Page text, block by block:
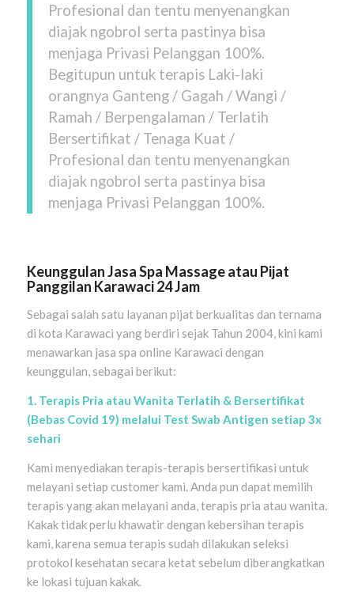
Profesional dan tentu menyenangkan
diajak ngobrol serta pastinya bisa
menjaga Privasi Pelanggan 100%.
Begitupun untuk terapis Laki-laki
orangnya Ganteng / Gagah / Wangi /
Ramah / Berpengalaman / Terlatih
Bersertifikat / Tenaga Kuat /
Profesional dan tentu menyenangkan
diajak ngobrol serta pastinya bisa
menjaga Privasi Pelanggan 100%.
Keunggulan Jasa Spa Massage atau Pijat
Panggilan Karawaci24 Jam
Sebagai salah satu layanan pijat berkualitas dan ternama
di kota Karawaci yang berdiri sejak Tahun 2004, kini kami
menawarkan jasa spa online Karawaci dengan
keunggulan, sebagai berikut:
1. Terapis Pria atau Wanita Terlatih & Bersertifikat
(Bebas Covid 19) melalui Test Swab Antigen setiap 3x
sehari
Kami menyediakan terapis-terapis bersertifikasi untuk
melayani setiap customer kami. Anda pun dapat memilih
terapis yang akan melayani anda, terapis pria atau wanita.
Kakak tidak perlu khawatir dengan kebersihan terapis
kami, karena semua terapis sudah dilakukan seleksi
protokol kesehatan secara ketat sebelum diberangkatkan
ke lokasi tujuan kakak.